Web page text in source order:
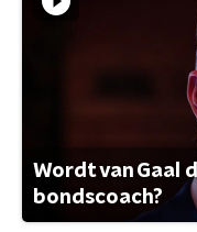
Wordt van Gaal
bondscoach?